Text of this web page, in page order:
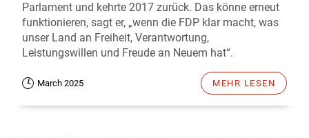
Parlament und kehrte 2017 zurück. Das könne erneut
funktionieren, sagt er, „wenn die FDP klar macht, was
unser Land an Freiheit, Verantwortung,
Leistungswillen und Freude an Neuem hat“.
March 2025 MEHR LESEN